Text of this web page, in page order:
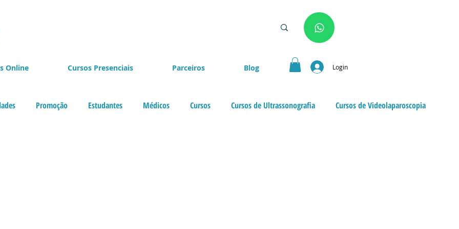
Online Cursos Presenciais Parceiros Blog Login
Promoção Estudantes Médicos Cursos Cursos de Ultrassonografia Cursos de Videolaparoscopia